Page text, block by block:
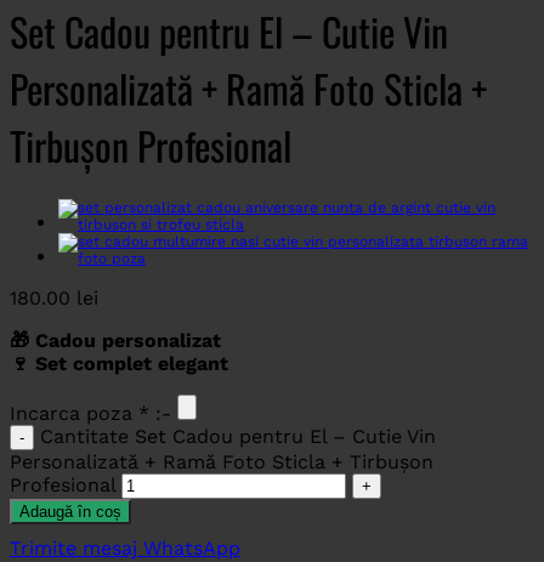
Set Cadou pentru El – Cutie Vin
Personalizată + Ramă Foto Sticla +
Tirbușon Profesional
180.00 lei
🎁 Cadou personalizat
🍷 Set complet elegant
Incarca poza * :-
Cantitate Set Cadou pentru El – Cutie Vin
Personalizată + Ramă Foto Sticla + Tirbușon
Profesional
Adaugă în coș
Trimite mesaj WhatsApp